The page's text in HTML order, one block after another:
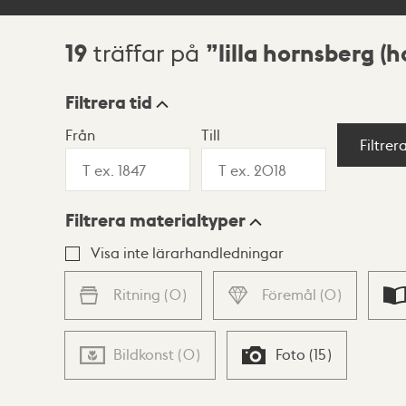
Sökresultat
19 träffar på lilla hornsberg
Visningsläge
Lista Karta
Filtrera tid
Från Till
Filtrera materialtyper
Visa inte lärarhandledningar
Ritning (0) Föremål (0)
Bildkonst (0) Foto (15)